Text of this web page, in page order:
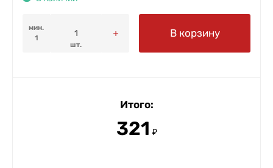
мин.
1
шт.
В корзину
Итого:
321 ₽